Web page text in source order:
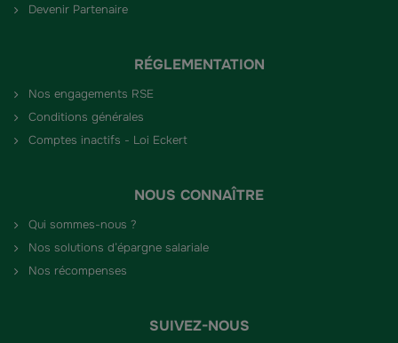
Devenir Partenaire
RÉGLEMENTATION
Nos engagements RSE
Conditions générales
Comptes inactifs - Loi Eckert
NOUS CONNAÎTRE
Qui sommes-nous ?
Nos solutions d’épargne salariale
Nos récompenses
SUIVEZ-NOUS